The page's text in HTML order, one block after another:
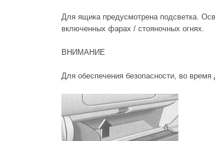
Для ящика предусмотрена подсветка.
включенных фарах / стояночных огнях.
ВНИМАНИЕ
Для обеспечения безопасности, во